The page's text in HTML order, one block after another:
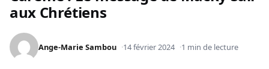
aux Chrétiens
Ange-Marie Sambou 14 février 2024 1 min de lecture